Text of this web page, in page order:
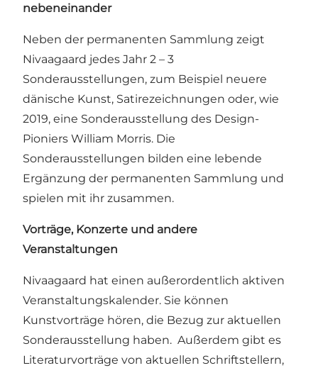
nebeneinander
Neben der permanenten Sammlung zeigt
Nivaagaard jedes Jahr 2 – 3
Sonderausstellungen, zum Beispiel neuere
dänische Kunst, Satirezeichnungen oder, wie
2019, eine Sonderausstellung des Design-
Pioniers William Morris. Die
Sonderausstellungen bilden eine lebende
Ergänzung der permanenten Sammlung und
spielen mit ihr zusammen.
Vorträge, Konzerte und andere
Veranstaltungen
Nivaagaard hat einen außerordentlich aktiven
Veranstaltungskalender. Sie können
Kunstvorträge hören, die Bezug zur aktuellen
Sonderausstellung haben. Außerdem gibt es
Literaturvorträge von aktuellen Schriftstellern,